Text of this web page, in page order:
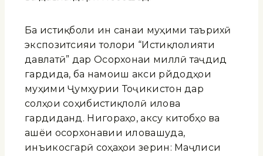
Ба истиқболи ин санаи муҳими таърихӣ
экспозитсияи толори “Истиқлолияти
давлатӣ” дар Осорхонаи миллӣ таҷдид
гардида, ба намоиш акси рӯйдодҳои
муҳими Ҷумҳурии Тоҷикистон дар
солҳои соҳибистиқлолӣ илова
гардиданд. Нигораҳо, аксу китобҳо ва
ашёи осорхонавии иловашуда,
инъикосгарӣ соҳаҳои зерин: Маҷлиси